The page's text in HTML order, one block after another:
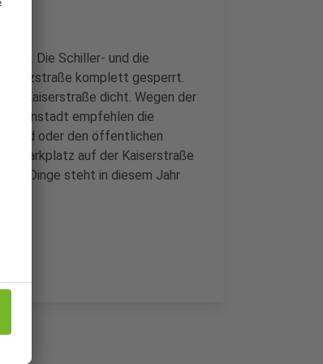
Die Schiller- und die
komplett gesperrt.
Kaiserstraße dicht. Wegen der
Innenstadt empfehlen die
oder den öffentlichen
Parkplatz auf der Kaiserstraße
Dinge steht in diesem Jahr